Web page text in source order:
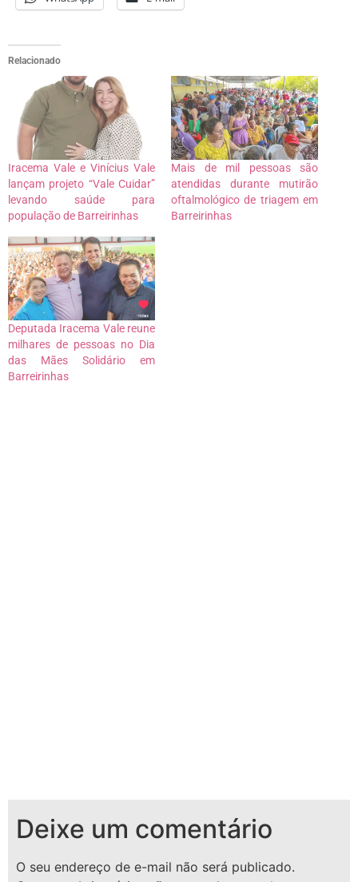
Relacionado
Iracema Vale e Vinícius Vale
lançam projeto “Vale Cuidar”
levando saúde para
população de Barreirinhas
Mais de mil pessoas são
atendidas durante mutirão
oftalmológico de triagem em
Barreirinhas
Deputada Iracema Vale reune
milhares de pessoas no Dia
das Mães Solidário em
Barreirinhas
Deixe um comentário
O seu endereço de e-mail não será publicado.